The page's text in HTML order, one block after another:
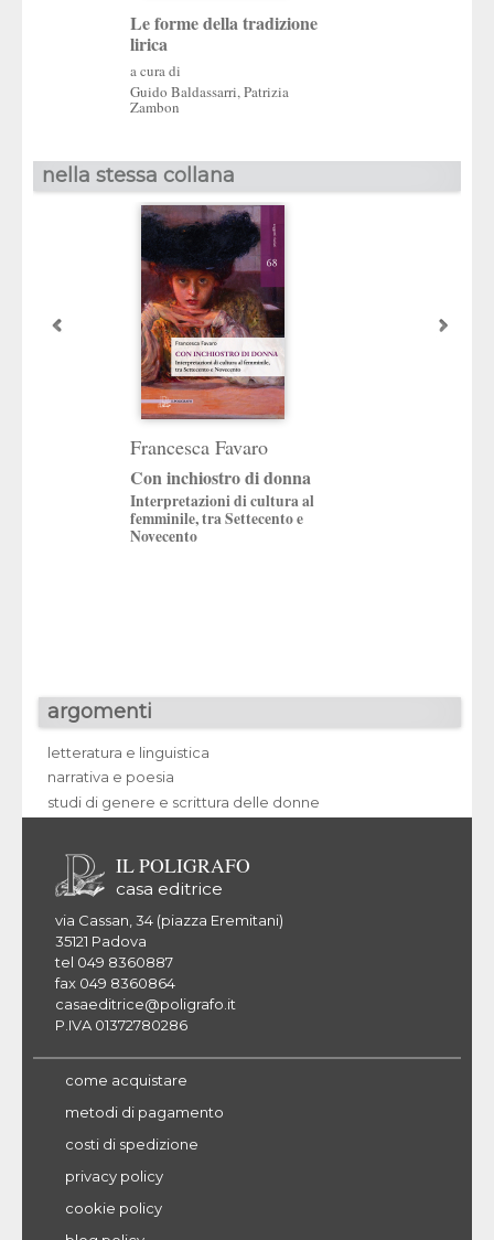
Le forme della tradizione
lirica
a cura di
Guido Baldassarri,Patrizia
Zambon
nella stessa collana
Francesca Favaro
Con inchiostro di donna
Interpretazioni di cultura al
femminile, tra Settecento e
Novecento
argomenti
letteratura e linguistica
narrativa e poesia
studi di genere e scrittura delle donne
IL POLIGRAFO
casa editrice
via Cassan, 34 (piazza Eremitani)
35121 Padova
tel 049 8360887
fax 049 8360864
casaeditrice@poligrafo.it
P.IVA 01372780286
come acquistare
metodi di pagamento
costi di spedizione
privacy policy
cookie policy